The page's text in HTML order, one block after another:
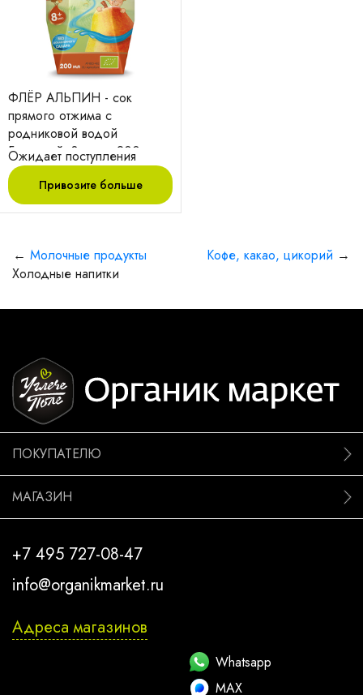
ФЛЁР АЛЬПИН - сок
прямого отжима с
родниковой водой
Грушевый, 8 мес., 200гр
Ожидает поступления
Привозите больше
← Молочные продукты Кофе, какао, цикорий →
Холодные напитки
ПОКУПАТЕЛЮ
МАГАЗИН
+7 495 727-08-47
info@organikmarket.ru
Адреса магазинов
Whatsapp
MAX